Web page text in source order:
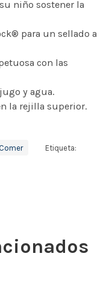
niño sostener la
para un sellado a
con las
y agua.
la rejilla superior.
Etiqueta: